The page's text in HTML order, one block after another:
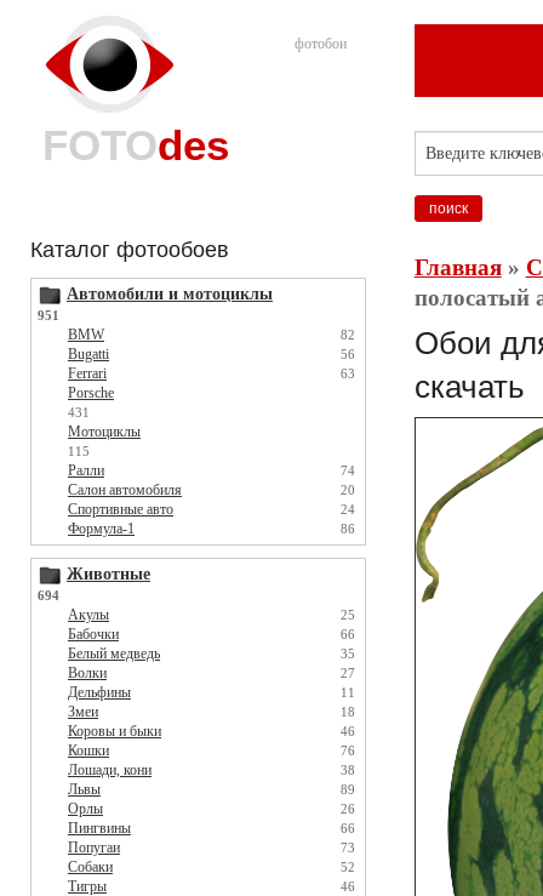
фотобои
FOTOdes
Каталог фотообоев
Автомобили и мотоциклы
951
BMW 82
Bugatti 56
Ferrari 63
Porsche
431
Мотоциклы
115
Ралли 74
Салон автомобиля 20
Спортивные авто 24
Формула-1 86
Животные
694
Акулы 25
Бабочки 66
Белый медведь 35
Волки 27
Дельфины 11
Змеи 18
Коровы и быки 46
Кошки 76
Лошади, кони 38
Львы 89
Орлы 26
Пингвины 66
Попугаи 73
Собаки 52
Тигры 46
Главная»
полосатый
Обои
скачать